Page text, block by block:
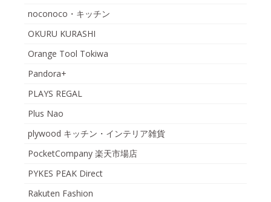
noconoco・キッチン
OKURU KURASHI
Orange Tool Tokiwa
Pandora+
PLAYS REGAL
Plus Nao
plywood キッチン・インテリア雑貨
PocketCompany 楽天市場店
PYKES PEAK Direct
Rakuten Fashion